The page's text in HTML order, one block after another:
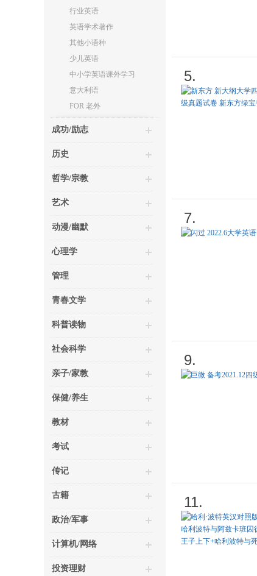
行业英语
英语学术著作
其他小语种
少儿英语
中小学英语课外学习
意大利语
FOR 老外
成功/励志
历史
哲学/宗教
艺术
动漫/幽默
心理学
管理
青春文学
科普读物
社会科学
亲子/家教
保健/养生
教材
考试
传记
古籍
政治/军事
计算机/网络
投资理财
5.
7.
9.
11.